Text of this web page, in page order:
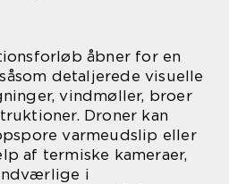
åbner for en
detaljerede visuelle
vindmøller, broer
Droner kan
varmeudslip eller
af termiske kameraer,
i